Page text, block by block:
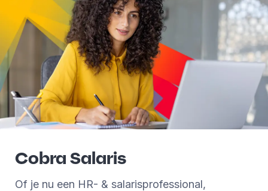
Cobra Salaris
Of je nu een HR- & salarisprofessional,